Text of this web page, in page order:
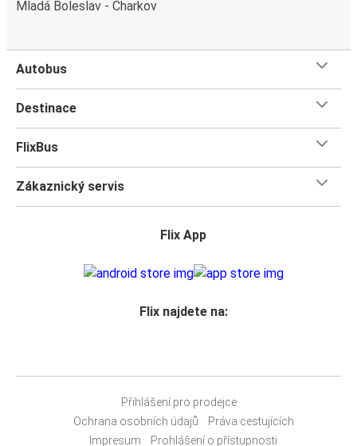
Mladá Boleslav - Charkov
Autobus
Destinace
FlixBus
Zákaznický servis
Flix App
Flix najdete na:
Přihlášení pro prodejce
Ochrana osobních údajů
Práva cestujících
Impresum
Prohlášení o přístupnosti